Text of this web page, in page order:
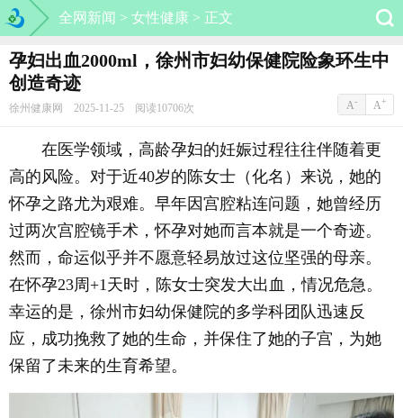
全网新闻 > 女性健康 > 正文
孕妇出血2000ml，徐州市妇幼保健院险象环生中
创造奇迹
徐州健康网 2025-11-25 阅读10706次 A- A+
在医学领域，高龄孕妇的妊娠过程往往伴随着更
高的风险。对于近40岁的陈女士（化名）来说，她的
怀孕之路尤为艰难。早年因宫腔粘连问题，她曾经历
过两次宫腔镜手术，怀孕对她而言本就是一个奇迹。
然而，命运似乎并不愿意轻易放过这位坚强的母亲。
在怀孕23周+1天时，陈女士突发大出血，情况危急。
幸运的是，徐州市妇幼保健院的多学科团队迅速反
应，成功挽救了她的生命，并保住了她的子宫，为她
保留了未来的生育希望。